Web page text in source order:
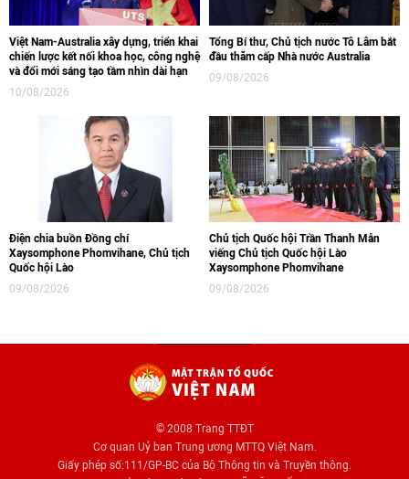
Việt Nam-Australia xây dựng, triển khai
chiến lược kết nối khoa học, công nghệ
và đổi mới sáng tạo tầm nhìn dài hạn
10/08/2026
Tổng Bí thư, Chủ tịch nước Tô Lâm bắt
đầu thăm cấp Nhà nước Australia
09/08/2026
Điện chia buồn Đồng chí
Xaysomphone Phomvihane, Chủ tịch
Quốc hội Lào
09/08/2026
Chủ tịch Quốc hội Trần Thanh Mẫn
viếng Chủ tịch Quốc hội Lào
Xaysomphone Phomvihane
09/08/2026
© 2008 Trang TTĐT
Cơ quan Uỷ ban Trung ương MTTQ Việt Nam.
Giấy phép số:111/GP-BC của Bộ Thông tin và Truyền thông.